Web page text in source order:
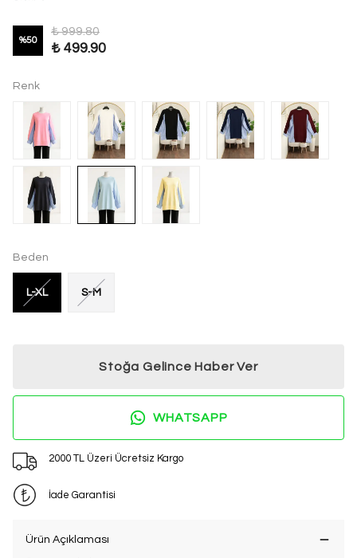
%50
₺ 999.80
₺ 499.90
Renk
Beden
L-XL S-M
Stoğa Gelince Haber Ver
WHATSAPP
2000 TL Üzeri Ücretsiz Kargo
İade Garantisi
Ürün Açıklaması